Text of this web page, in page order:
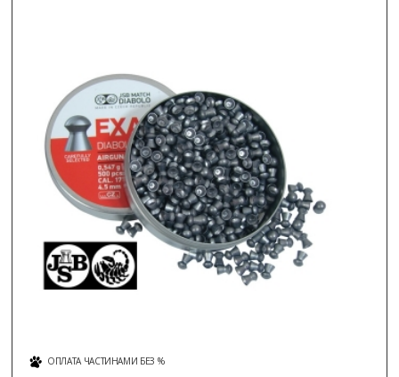
ОПЛАТА ЧАСТИНАМИ БЕЗ %